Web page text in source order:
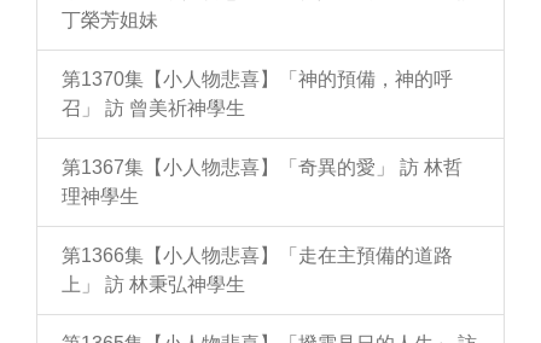
丁榮芳姐妹
第1370集【小人物悲喜】「神的預備，神的呼
召」 訪 曾美祈神學生
第1367集【小人物悲喜】「奇異的愛」 訪 林哲
理神學生
第1366集【小人物悲喜】「走在主預備的道路
上」 訪 林秉弘神學生